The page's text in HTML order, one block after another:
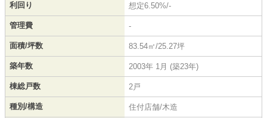
利回り 想定6.50%/-
管理費 -
面積/坪数 83.54㎡/25.27坪
築年数 2003年 1月 (築23年)
棟総戸数 2戸
種別/構造 住付店舗/木造